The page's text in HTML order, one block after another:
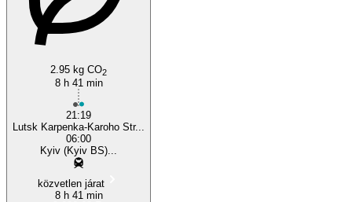
2.95 kg CO2
8 h 41 min
21:19
Lutsk Karpenka-Karoho Str...
06:00
Kyiv (Kyiv BS)...
közvetlen járat
8 h 41 min